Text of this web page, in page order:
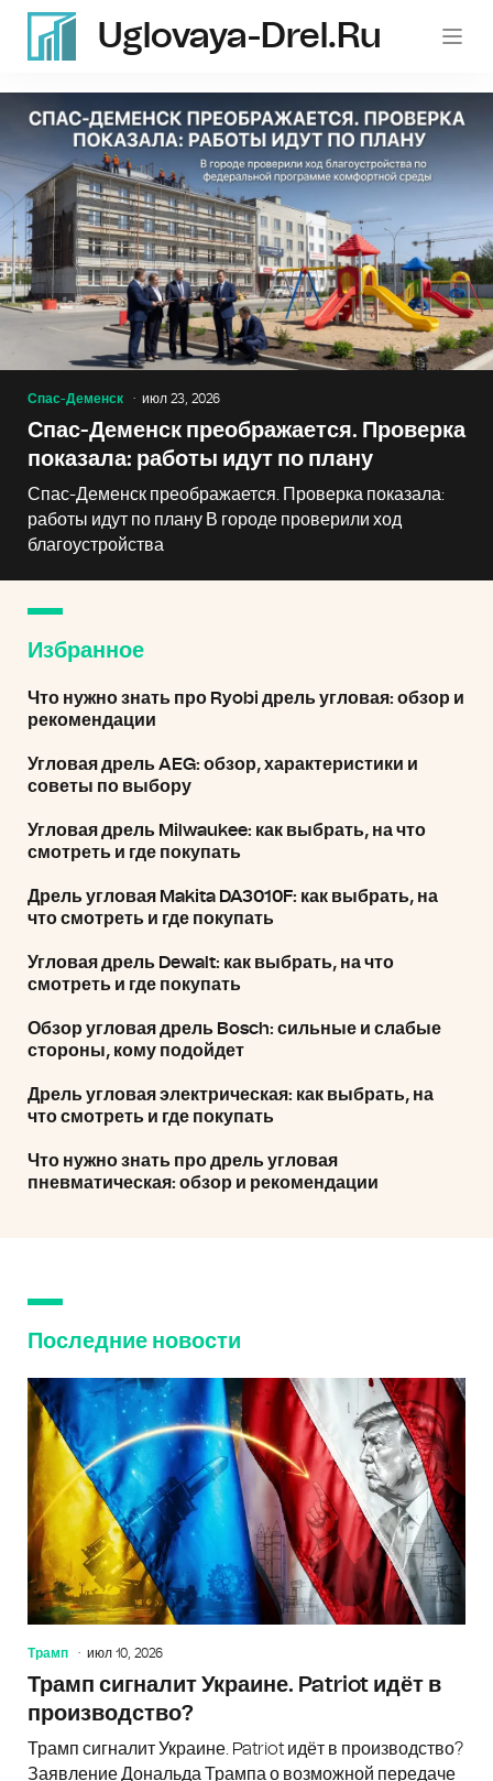
Uglovaya-Drel.ru
Спас-Деменск июл 23, 2026
Спас-Деменск преображается. Проверка
показала: работы идут по плану
Спас-Деменск преображается. Проверка показала:
работы идут по плану В городе проверили ход
благоустройства
Избранное
Что нужно знать про Ryobi дрель угловая: обзор и
рекомендации
Угловая дрель AEG: обзор, характеристики и
советы по выбору
Угловая дрель Milwaukee: как выбрать, на что
смотреть и где покупать
Дрель угловая Makita DA3010F: как выбрать, на
что смотреть и где покупать
Угловая дрель Dewalt: как выбрать, на что
смотреть и где покупать
Обзор угловая дрель Bosch: сильные и слабые
стороны, кому подойдет
Дрель угловая электрическая: как выбрать, на
что смотреть и где покупать
Что нужно знать про дрель угловая
пневматическая: обзор и рекомендации
Последние новости
Трамп июл 10, 2026
Трамп сигналит Украине. Patriot идёт в
производство?
Трамп сигналит Украине. Patriot идёт в производство?
Заявление Дональда Трампа о возможной передаче